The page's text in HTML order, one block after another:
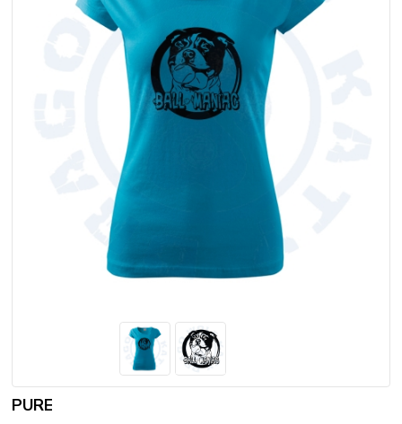
PURE